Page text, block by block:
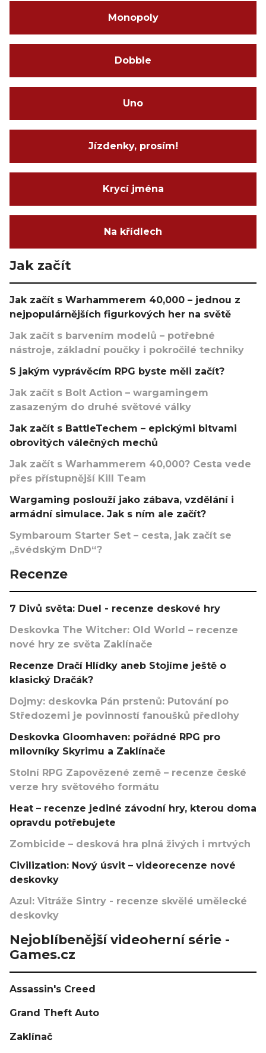
Monopoly
Dobble
Uno
Jízdenky, prosím!
Krycí jména
Na křídlech
Jak začít
Jak začít s Warhammerem 40,000 – jednou z
nejpopulárnějších figurkových her na světě
Jak začít s barvením modelů – potřebné
nástroje, základní poučky i pokročilé techniky
S jakým vyprávěcím RPG byste měli začít?
Jak začít s Bolt Action – wargamingem
zasazeným do druhé světové války
Jak začít s BattleTechem – epickými bitvami
obrovitých válečných mechů
Jak začít s Warhammerem 40,000? Cesta vede
přes přístupnější Kill Team
Wargaming poslouží jako zábava, vzdělání i
armádní simulace. Jak s ním ale začít?
Symbaroum Starter Set – cesta, jak začít se
„švédským DnD“?
Recenze
7 Divů světa: Duel - recenze deskové hry
Deskovka The Witcher: Old World – recenze
nové hry ze světa Zaklínače
Recenze Dračí Hlídky aneb Stojíme ještě o
klasický Dračák?
Dojmy: deskovka Pán prstenů: Putování po
Středozemi je povinností fanoušků předlohy
Deskovka Gloomhaven: pořádné RPG pro
milovníky Skyrimu a Zaklínače
Stolní RPG Zapovězené země – recenze české
verze hry světového formátu
Heat – recenze jediné závodní hry, kterou doma
opravdu potřebujete
Zombicide – desková hra plná živých i mrtvých
Civilization: Nový úsvit – videorecenze nové
deskovky
Azul: Vitráže Sintry - recenze skvělé umělecké
deskovky
Nejoblíbenější videoherní série -
Games.cz
Assassin's Creed
Grand Theft Auto
Zaklínač